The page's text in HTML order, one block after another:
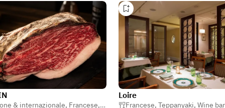
& internazionale, Francese, Italiano
Loire
Francese, Teppanyaki, Wine bar